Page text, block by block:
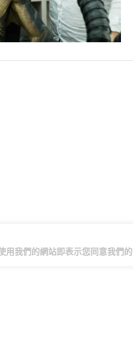
用我們的網站即表示您同意我們的